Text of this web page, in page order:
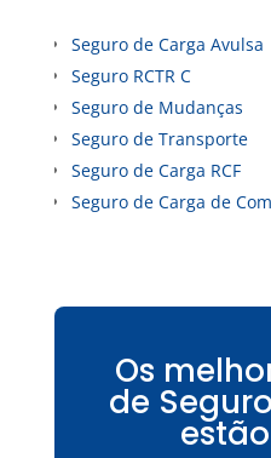
Seguro de Carga Avulsa
Seguro RCTR C
Seguro de Mudanças
Seguro de Transporte
Seguro de Carga RCF
Seguro de Carga de
Os
de